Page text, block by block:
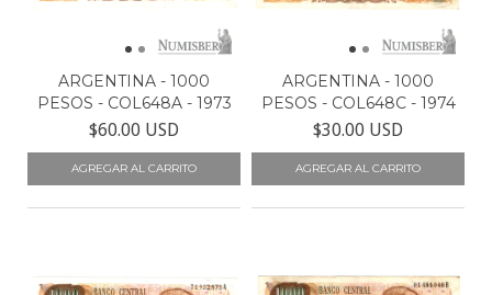
ARGENTINA - 1000
PESOS - COL648A - 1973
$60.00 USD
ARGENTINA - 1000
PESOS - COL648C - 1974
$30.00 USD